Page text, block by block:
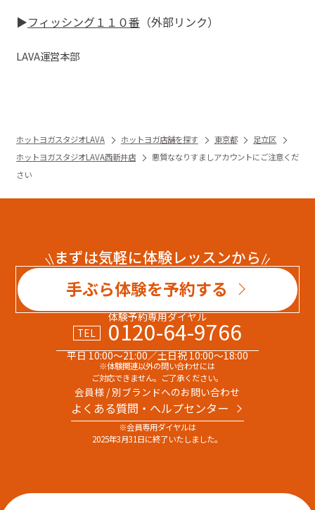
▶︎フィッシング１１０番 （外部リンク）
LAVA運営本部
ホットヨガスタジオLAVA ホットヨガ店舗を探す 東京都
足立区
ホットヨガスタジオLAVA西新井店
悪質ななりすましアカウントにご注意くだ
さい
まずは気軽に体験レッスンから
手ぶら体験を予約する
体験予約専用ダイヤル
TEL
0120-64-9766
平日 10:00～21:00／土日祝 10:00～18:00
※体験関連以外の問い合わせには
ご対応できません。ご了承ください。
会員様 / 別ブランドへのお問い合わせ
よくある質問・へルプセンター
※会員専用ダイヤルは
2025年3月31日に終了いたしました。